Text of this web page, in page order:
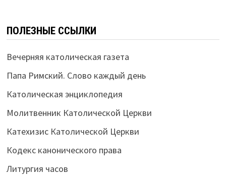
ПОЛЕЗНЫЕ ССЫЛКИ
Вечерняя католическая газета
Папа Римский. Слово каждый день
Католическая энциклопедия
Молитвенник Католической Церкви
Катехизис Католической Церкви
Кодекс канонического права
Литургия часов